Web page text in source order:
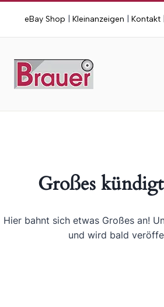
springen
eBay Shop Kleinanzeigen Kontakt|
Großes
Hier bahnt sich etwas Großes an!
und wird bald